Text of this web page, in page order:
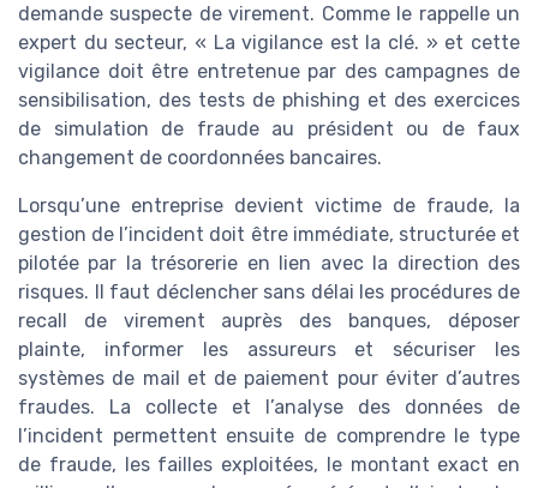
demande suspecte de virement. Comme le rappelle un
expert du secteur, « La vigilance est la clé. » et cette
vigilance doit être entretenue par des campagnes de
sensibilisation, des tests de phishing et des exercices
de simulation de fraude au président ou de faux
changement de coordonnées bancaires.
Lorsqu’une entreprise devient victime de fraude, la
gestion de l’incident doit être immédiate, structurée et
pilotée par la trésorerie en lien avec la direction des
risques. Il faut déclencher sans délai les procédures de
recall de virement auprès des banques, déposer
plainte, informer les assureurs et sécuriser les
systèmes de mail et de paiement pour éviter d’autres
fraudes. La collecte et l’analyse des données de
l’incident permettent ensuite de comprendre le type
de fraude, les failles exploitées, le montant exact en